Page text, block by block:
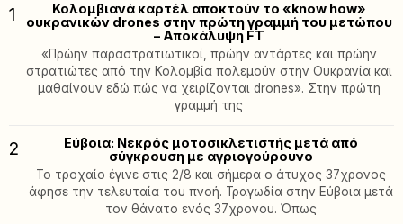
1
Κολομβιανά καρτέλ αποκτούν το «know how»
ουκρανικών drones στην πρώτη γραμμή του μετώπου
– Αποκάλυψη FT
«Πρώην παραστρατιωτικοί, πρώην αντάρτες και πρώην
στρατιώτες από την Κολομβία πολεμούν στην Ουκρανία και
μαθαίνουν εδώ πώς να χειρίζονται drones». Στην πρώτη
γραμμή της
2
Εύβοια: Νεκρός μοτοσικλετιστής μετά από
σύγκρουση με αγριογούρουνο
Το τροχαίο έγινε στις 2/8 και σήμερα ο άτυχος 37χρονος
άφησε την τελευταία του πνοή. Τραγωδία στην Εύβοια μετά
τον θάνατο ενός 37χρονου. Όπως